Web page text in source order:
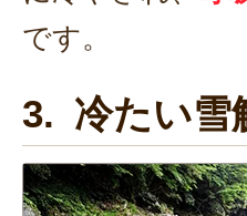
です。
3. 冷たい雪